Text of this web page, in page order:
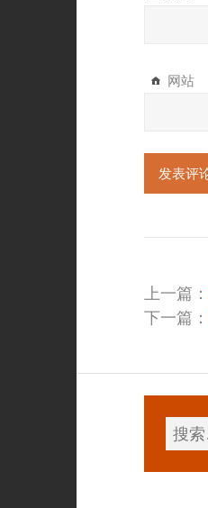
网站
上一篇：
下一篇：